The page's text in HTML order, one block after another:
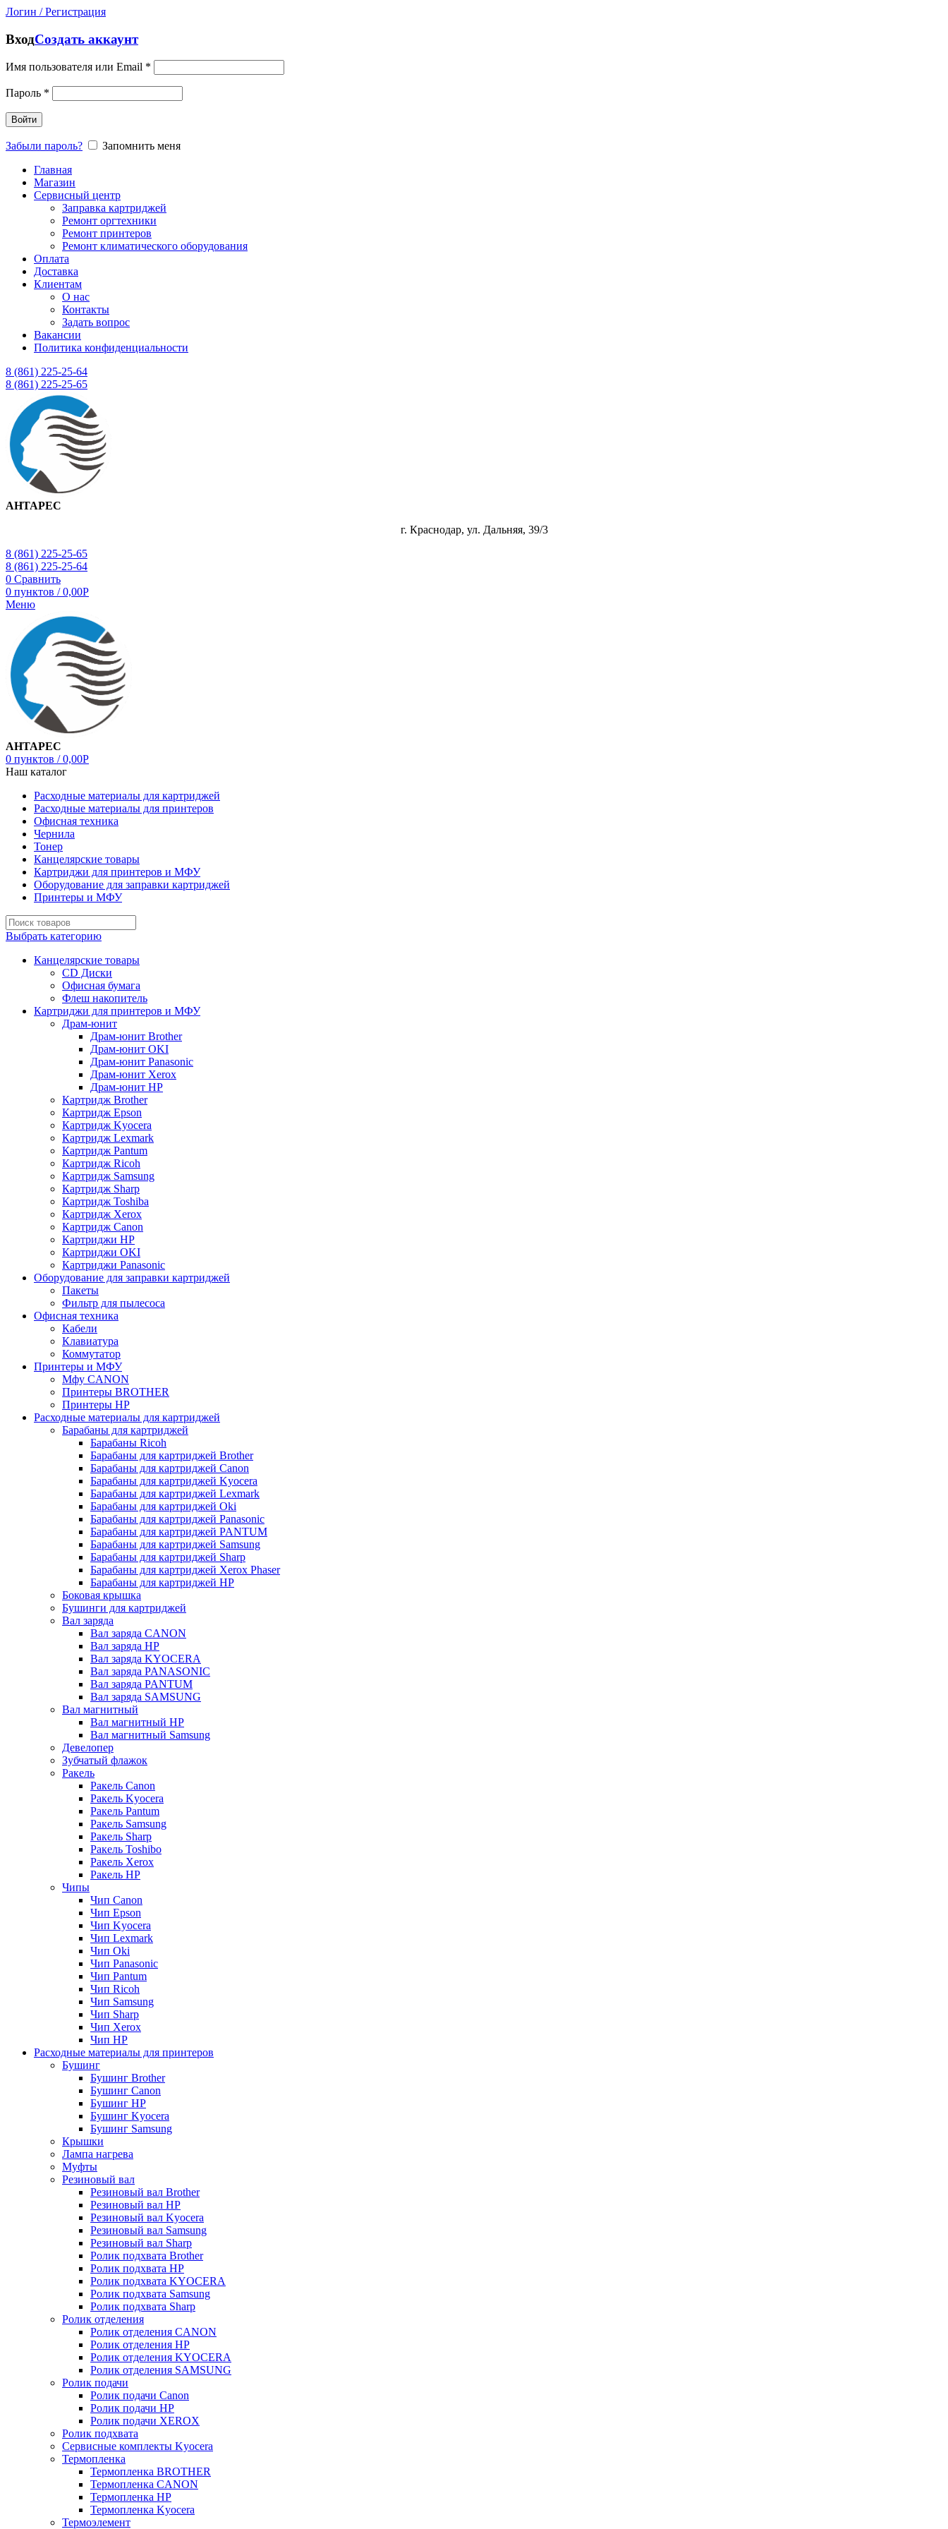
Логин / Регистрация
ВходСоздать аккаунт
Имя пользователя или Email *
Пароль *
Войти
Забыли пароль?
Запомнить меня
Главная
Магазин
Сервисный центр
Заправка картриджей
Ремонт оргтехники
Ремонт принтеров
Ремонт климатического оборудования
Оплата
Доставка
Клиентам
О нас
Контакты
Задать вопрос
Вакансии
Политика конфиденциальности
8 (861) 225-25-64
8 (861) 225-25-65
АНТАРЕС
г. Краснодар, ул. Дальняя, 39/3
8 (861) 225-25-65
8 (861) 225-25-64
0 Сравнить
0 пунктов / 0,00Р
Меню
АНТАРЕС
0 пунктов / 0,00Р
Наш каталог
Расходные материалы для картриджей
Расходные материалы для принтеров
Офисная техника
Чернила
Тонер
Канцелярские товары
Картриджи для принтеров и МФУ
Оборудование для заправки картриджей
Принтеры и МФУ
Выбрать категорию
Канцелярские товары
CD Диски
Офисная бумага
Флеш накопитель
Картриджи для принтеров и МФУ
Драм-юнит
Драм-юнит Brother
Драм-юнит OKI
Драм-юнит Panasonic
Драм-юнит Xerox
Драм-юнит НР
Картридж Brother
Картридж Epson
Картридж Kyocera
Картридж Lexmark
Картридж Pantum
Картридж Ricoh
Картридж Samsung
Картридж Sharp
Картридж Toshiba
Картридж Xerox
Картридж Сanon
Картриджи HP
Картриджи OKI
Картриджи Panasonic
Оборудование для заправки картриджей
Пакеты
Фильтр для пылесоса
Офисная техника
Кабели
Клавиатура
Коммутатор
Принтеры и МФУ
Мфу CANON
Принтеры BROTHER
Принтеры HP
Расходные материалы для картриджей
Барабаны для картриджей
Барабаны Ricoh
Барабаны для картриджей Brother
Барабаны для картриджей Canon
Барабаны для картриджей Kyocera
Барабаны для картриджей Lexmark
Барабаны для картриджей Oki
Барабаны для картриджей Panasonic
Барабаны для картриджей PANTUM
Барабаны для картриджей Samsung
Барабаны для картриджей Sharp
Барабаны для картриджей Xerox Phaser
Барабаны для картриджей НР
Боковая крышка
Бушинги для картриджей
Вал заряда
Вал заряда CANON
Вал заряда HP
Вал заряда KYOCERA
Вал заряда PANASONIC
Вал заряда PANTUM
Вал заряда SAMSUNG
Вал магнитный
Вал магнитный HP
Вал магнитный Samsung
Девелопер
Зубчатый флажок
Ракель
Ракель Canon
Ракель Kyocera
Ракель Pantum
Ракель Samsung
Ракель Sharp
Ракель Toshibo
Ракель Xerox
Ракель НР
Чипы
Чип Canon
Чип Epson
Чип Kyocera
Чип Lexmark
Чип Oki
Чип Panasonic
Чип Pantum
Чип Ricoh
Чип Samsung
Чип Sharp
Чип Xerox
Чип НР
Расходные материалы для принтеров
Бушинг
Бушинг Brother
Бушинг Canon
Бушинг HP
Бушинг Kyocera
Бушинг Samsung
Крышки
Лампа нагрева
Муфты
Резиновый вал
Резиновый вал Brother
Резиновый вал HP
Резиновый вал Kyocera
Резиновый вал Samsung
Резиновый вал Sharp
Ролик подхвата Brother
Ролик подхвата HP
Ролик подхвата KYOCERA
Ролик подхвата Samsung
Ролик подхвата Sharp
Ролик отделения
Ролик отделения CANON
Ролик отделения HP
Ролик отделения KYOCERA
Ролик отделения SAMSUNG
Ролик подачи
Ролик подачи Canon
Ролик подачи HP
Ролик подачи XEROX
Ролик подхвата
Сервисные комплекты Kyocera
Термопленка
Термопленка BROTHER
Термопленка CANON
Термопленка HP
Термопленка Kyocera
Термоэлемент